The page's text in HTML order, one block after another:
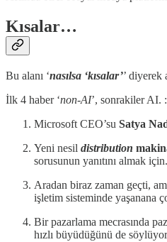
Kısalar…
Bu alanı ‘nasılsa ‘kısalar’’ diyerek
İlk 4 haber ‘non-AI’, sonrakiler AI.
Microsoft CEO’su Satya
Yeni nesil distribution
sorusunun yanıtını almak
Aradan biraz zaman geçti,
işletim sisteminde yaşanana
Bir pazarlama mecrasında
hızlı büyüdüğünü de